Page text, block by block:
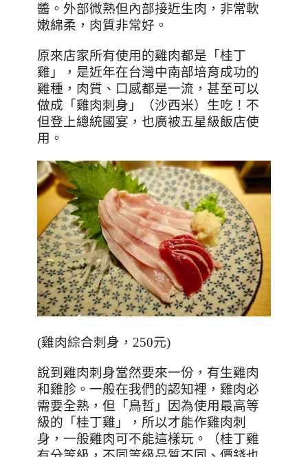
醬。外部微熟但內部接近生肉，非常軟
嫩綿柔，肉質非常好。
原來店家所有使用的雞肉都是「桂丁
雞」，是近年在台灣中南部培育成功的
雞種，肉質、口感都是一流，甚至可以
做成「雞肉刺身」（沙西米）生吃！不
但登上總統國宴，也廣被五星級飯店使
用。
(雞肉綜合刺身， 250元)
說到雞肉刺身當然要來一份，有生雞肉
和雞胗。一般在我們的認知裡，雞肉必
需要全熟，但「鳥哲」因為使用最高等
級的「桂丁雞」，所以才能作雞肉刺
身，一般雞肉可不能這樣玩。（桂丁雞